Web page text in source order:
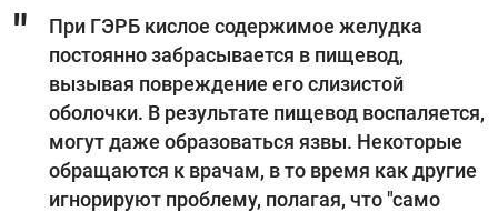
При ГЭРБ кислое содержимое желудка
постоянно забрасывается в пищевод,
вызывая повреждение его слизистой
оболочки. В результате пищевод воспаляется,
могут даже образоваться язвы. Некоторые
обращаются к врачам, в то время как другие
игнорируют проблему, полагая, что "само